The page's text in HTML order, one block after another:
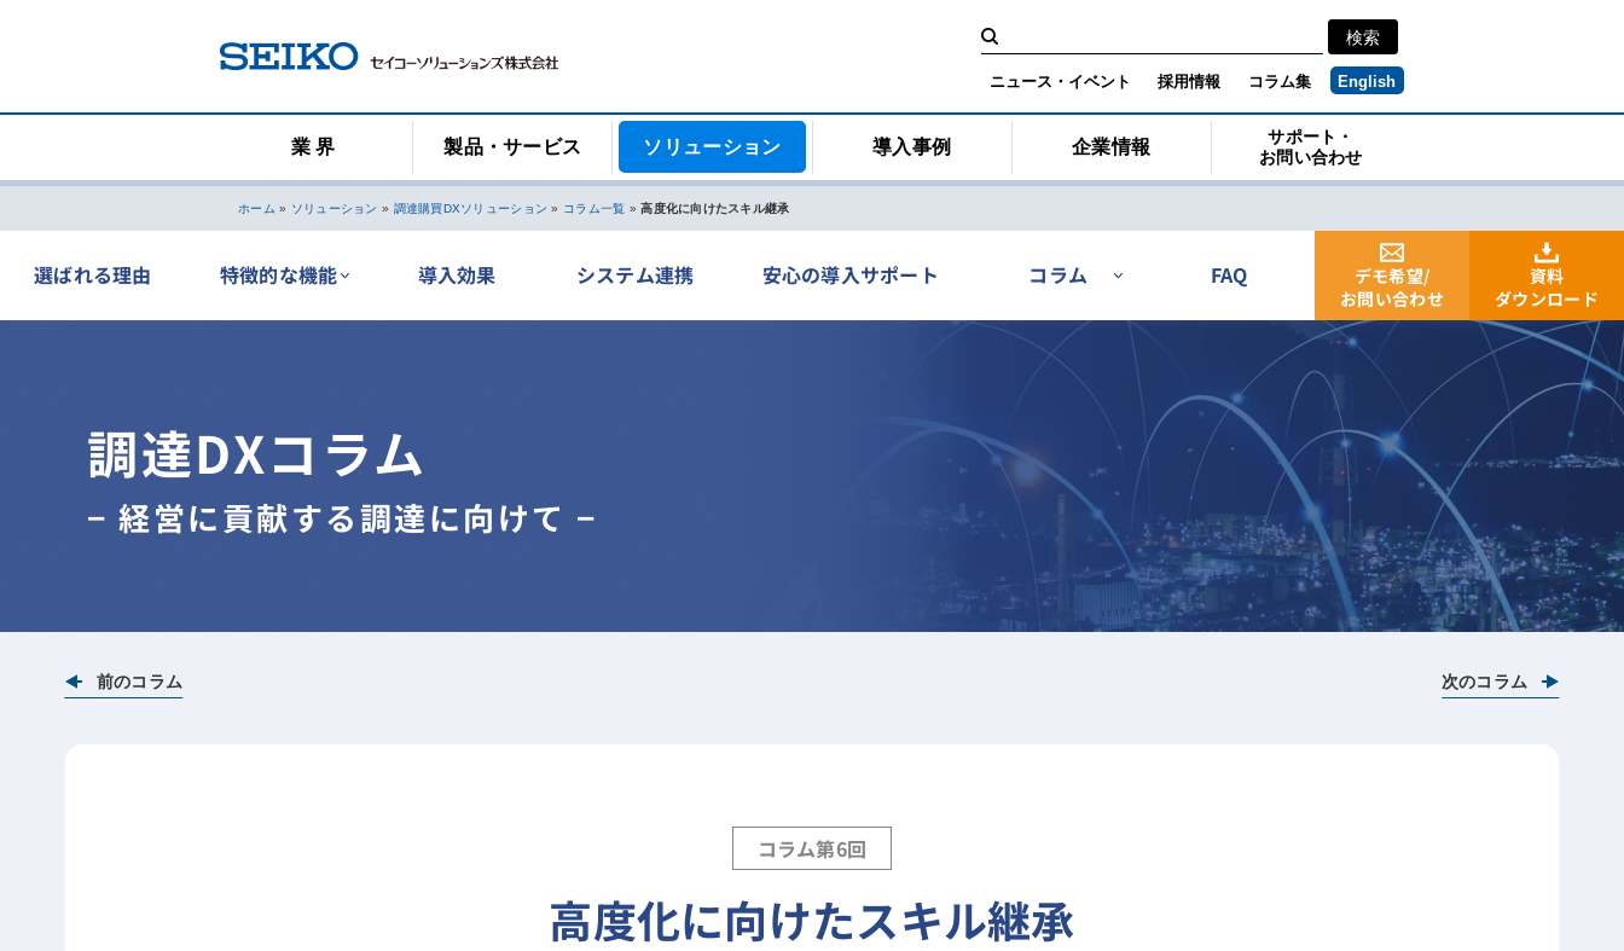
ス
ッ
検
索:
ニュース・イベント 採用情報 コラム集 English
業 界 製品・サービス ソリューション 導入事例 企業情報
サポート・
お問い合わせ
ホーム » ソリューション » 調達購買DXソリューション » コラム一覧 »高度化に向けたスキル継承
選ばれる理由 特徴的な機能 導入効果 システム連携 安心の導入サポート コラム FAQ
デモ希望/
お問い合わせ
資料
ダウンロード
調達DXコラム
− 経営に貢献する調達に向けて −
前のコラム 次のコラム
コラム第6回
高度化に向けたスキル継承